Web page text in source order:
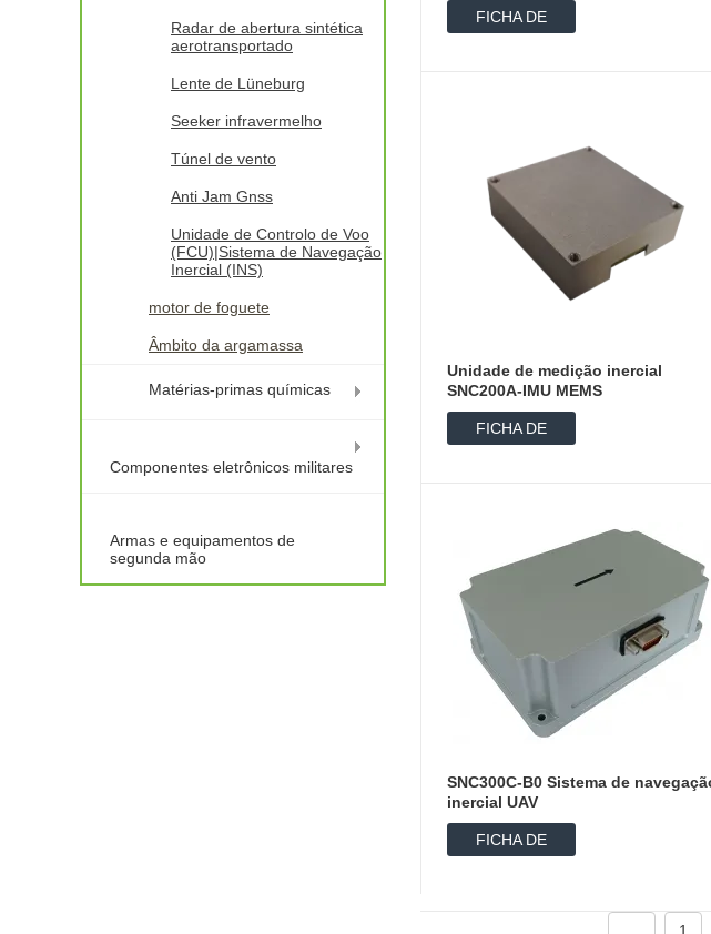
Radar de abertura sintética
aerotransportado
Lente de Lüneburg
Seeker infravermelho
Túnel de vento
Anti Jam Gnss
Unidade de Controlo de Voo
(FCU)|Sistema de Navegação
Inercial (INS)
motor de foguete
Âmbito da argamassa
Matérias-primas químicas
Componentes eletrônicos militares
Armas e equipamentos de
segunda mão
FICHA DE
Unidade de medição inercial
SNC200A-IMU MEMS
FICHA DE
SNC300C-B0 Sistema de
inercial UAV
FICHA DE